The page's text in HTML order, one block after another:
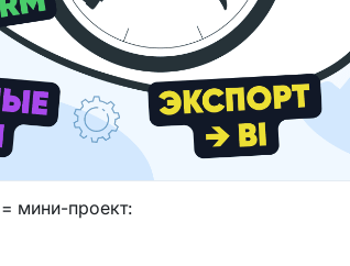
= мини-проект: